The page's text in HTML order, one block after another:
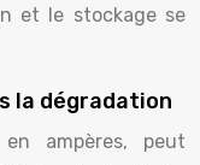
et le stockage se
la dégradation
ampères, peut